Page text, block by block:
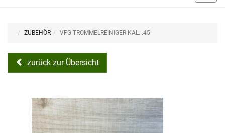
ein-/
ZUBEHÖR VFG TROMMELREINIGER KAL. .45
zurück zur Übersicht